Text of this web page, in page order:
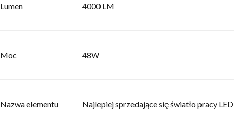
Lumen 4000 LM
Moc 48W
Nazwa elementu Najlepiej sprzedające się światło pracy LED